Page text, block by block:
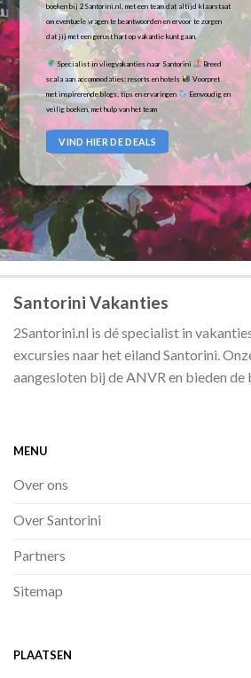
boeken bij 2Santorini.nl, met een team dat altijd klaarstaat
om eventuele vragen te beantwoorden en ervoor te zorgen
dat jij met een gerust hart op vakantie kunt gaan.
Specialist in vliegvakanties naar Santorini
Breed
scala aan accommodaties: resorts en hotels
Voorpret
met inspirerende blogs, tips en ervaringen
Eenvoudig en
veilig boeken, met hulp van het team
VIND HIER DE DEALS
Santorini Vakanties
2Santorini.nl is dé specialist in
excursies naar het eiland Santorini.
aangesloten bij de ANVR en bieden de
MENU
Over ons
Over Santorini
Partners
Sitemap
PLAATSEN